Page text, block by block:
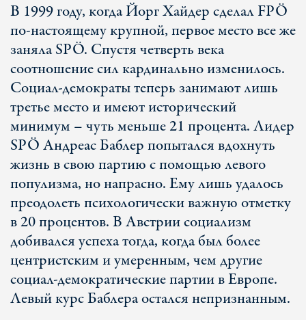
В 1999 году, когда Йорг Хайдер сделал FPÖ
по-настоящему крупной, первое место все же
заняла SPÖ. Спустя четверть века
соотношение сил кардинально изменилось.
Социал-демократы теперь занимают лишь
третье место и имеют исторический
минимум – чуть меньше 21 процента. Лидер
SPÖ Андреас Баблер попытался вдохнуть
жизнь в свою партию с помощью левого
популизма, но напрасно. Ему лишь удалось
преодолеть психологически важную отметку
в 20 процентов. В Австрии социализм
добивался успеха тогда, когда был более
центристским и умеренным, чем другие
социал-демократические партии в Европе.
Левый курс Баблера остался непризнанным.